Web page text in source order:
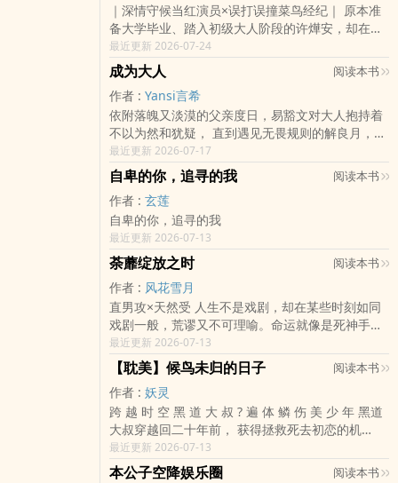
｜深情守候当红演员×误打误撞菜鸟经纪｜ 原本准
备大学毕业、踏入初级大人阶段的许燁安，却在上
班第一天意外与公司的年轻演员，易辰，交换了身
体。 作为名义上的经纪助理，许燁安当然不能让演
员本人..
最近更新 2026-07-24
成为大人 阅读本书
作者 : Yansi言希
依附落魄又淡漠的父亲度日，易豁文对大人抱持着
不以为然和犹疑， 直到遇见无畏规则的解良月，打
破了他的既定认知。 当生活的窘迫被不着痕跡地打
结，当菸味在安心与习惯间画上等号， 当数字与
符..
最近更新 2026-07-17
自卑的你，追寻的我 阅读本书
作者 : 玄莲
自卑的你，追寻的我
最近更新 2026-07-13
荼蘼绽放之时 阅读本书
作者 : 风花雪月
直男攻×天然受 人生不是戏剧，却在某些时刻如同
戏剧一般，荒谬又不可理喻。命运就像是死神手中
的玩物，只要轻轻拨动一下，随时都能带走一个生
命。 他们会赋予死者一个理由，而死神赐予季白屿
的是一..
最近更新 2026-07-13
【耽美】候鸟未归的日子 阅读本书
作者 : 妖灵
跨 越 时 空 黑 道 大 叔 ? 遍 体 鳞 伤 美 少 年 黑道
大叔穿越回二十年前， 获得拯救死去初恋的机
会？！ 因被「雨衣怪客」刺伤， 而在生死关头徘
徊的黑道大哥——姜宗年， 竟意外穿越..
最近更新 2026-07-13
本公子空降娱乐圈 阅读本书